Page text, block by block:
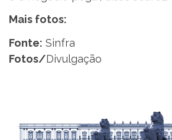
Mais fotos:
Fonte: Sinfra
Fotos/Divulgação